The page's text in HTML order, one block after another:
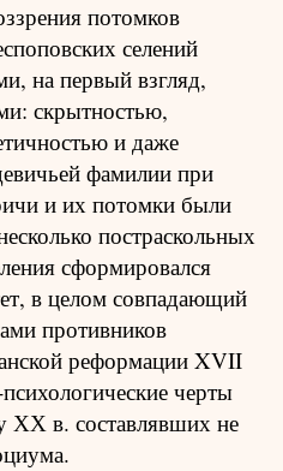
потомков
селений
на первый взгляд,
скрытностью,
и даже
фамилии при
и их потомки были
постраскольных
сформировался
в целом совпадающий
противников
реформации XVII
черты
ХХ в. составлявших не